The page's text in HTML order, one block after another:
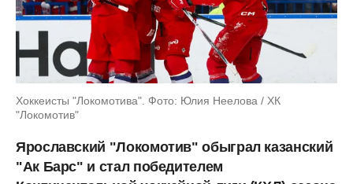
Хоккеисты "Локомотива". Фото: Юлия Неелова / ХК
"Локомотив"
Ярославский "Локомотив" обыграл казанский
"Ак Барс" и стал победителем